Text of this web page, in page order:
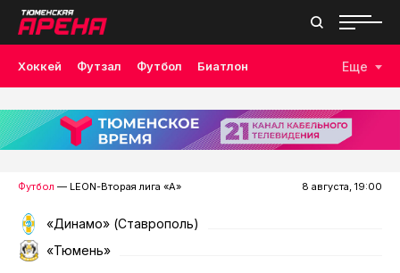
Хоккей Футзал Футбол Биатлон
Лыжные гонки Волейбол Плавание Дзюдо
Скалолазание Велоспорт Бокс
Еще
Футбол — LEON-Вторая лига «А» 8 августа, 19:00
«Динамо» (Ставрополь)
«Тюмень»